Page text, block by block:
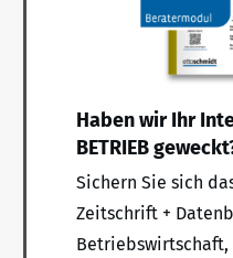
Haben wir Ihr
BETRIEB
Sichern Sie sich
Zeitschrift +
Betriebswirtschaft,